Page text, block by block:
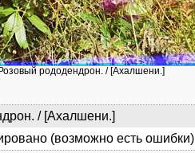
рододендрон. / [Ахалшени.]
/ [Ахалшени.]
(возможно есть ошибки)